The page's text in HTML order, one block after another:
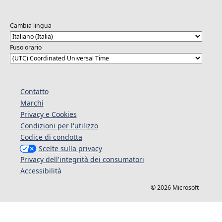
Cambia lingua
Fuso orario
Contatto
Marchi
Privacy e Cookies
Condizioni per l'utilizzo
Codice di condotta
Scelte sulla privacy
Privacy dell'integrità dei consumatori
Accessibilità
© 2026 Microsoft